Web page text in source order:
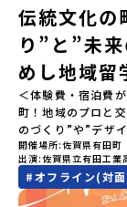
の動画を見れば、
たい！」に変わる
さいね😊▶︎全体説
る）YouTube：
魅力・メリット・
安心のサポート体
下の【STEP2】個
ーーーーーーーー
る！2つのステップ
ください！【
いつでも視聴可能
伝統文化の
り”と”未
めし地域留
＜体験費・宿泊費
町！地域のプロと
のづくり”や”デザ
化が気になる。い
化、町並みに興味
き！」そんな中学
験」は、日本全国
開催場所 佐賀県有田町
出演 佐賀県立有田工業
#オフライン(対